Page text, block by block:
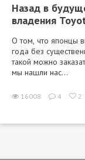
Назад в
владения
О том, что японцы
года без
такой можно
мы нашли нас...
16008 4 2